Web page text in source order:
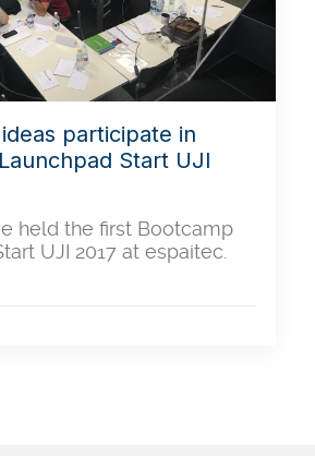
participate in
Start UJI
held the first Bootcamp
UJI 2017 at espaitec.